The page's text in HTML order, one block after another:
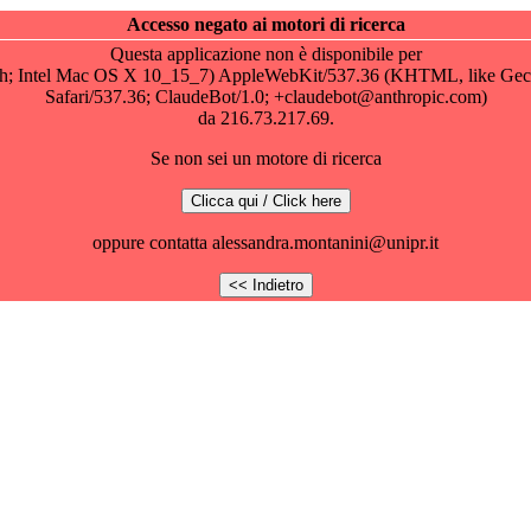
Accesso negato ai motori di ricerca
Questa applicazione non è disponibile per
Intel Mac OS X 10_15_7) AppleWebKit/537.36 (KHTML, like
Safari/537.36; ClaudeBot/1.0; +claudebot@anthropic.com)
da 216.73.217.69.
Se non sei un motore di ricerca
oppure contatta alessandra.montanini@unipr.it